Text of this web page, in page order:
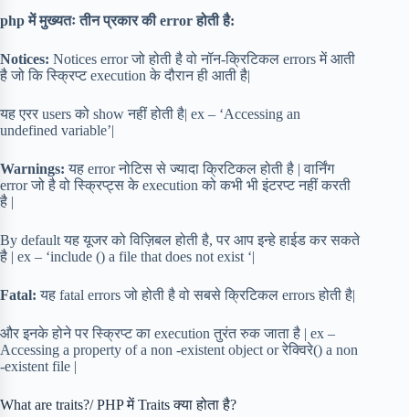
php में मुख्यतः तीन प्रकार की error होती है:
Notices: Notices error जो होती है वो नॉन-क्रिटिकल errors में आती
है जो कि स्क्रिप्ट execution के दौरान ही आती है|
यह एरर users को show नहीं होती है| ex – ‘Accessing an
undefined variable’|
Warnings: यह error नोटिस से ज्यादा क्रिटिकल होती है | वार्निंग
error जो है वो स्क्रिप्ट्स के execution को कभी भी इंटरप्ट नहीं करती
है |
By default यह यूजर को विज़िबल होती है, पर आप इन्हे हाईड कर सकते
है | ex – ‘include () a file that does not exist ‘|
Fatal:यह fatal errors जो होती है वो सबसे क्रिटिकल errors होती है|
और इनके होने पर स्क्रिप्ट का execution तुरंत रुक जाता है | ex –
Accessing a property of a non -existent object or रेक्विरे() a non
-existent file |
What are traits?/ PHP में Traits क्या होता है?